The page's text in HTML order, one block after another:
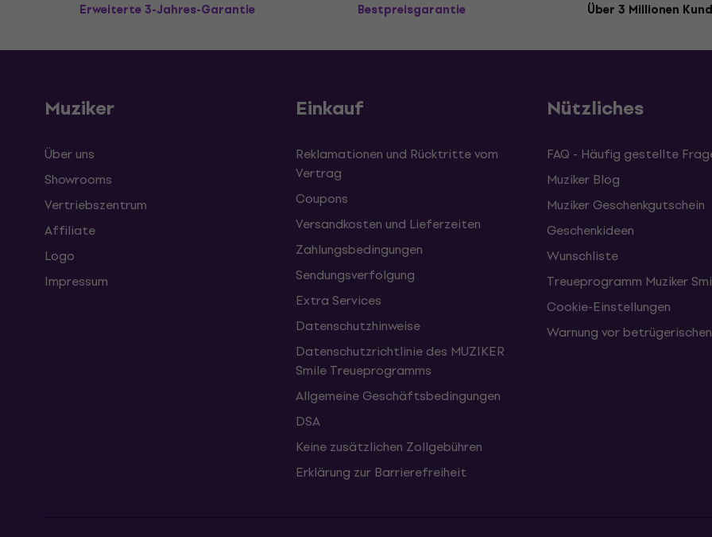
Erweiterte 3-Jahres-Garantie Bestpreisgarantie Über 3 Millionen
Muziker
Über uns
Showrooms
Vertriebszentrum
Affiliate
Logo
Impressum
Einkauf
Reklamationen und Rücktritte vom
Vertrag
Coupons
Versandkosten und Lieferzeiten
Zahlungsbedingungen
Sendungsverfolgung
Extra Services
Datenschutzhinweise
Datenschutzrichtlinie des MUZIKER
Smile Treueprogramms
Allgemeine Geschäftsbedingungen
DSA
Keine zusätzlichen Zollgebühren
Erklärung zur Barrierefreiheit
Nützliches
FAQ - Häufig gestellte
Muziker Blog
Muziker Geschenkgutschein
Geschenkideen
Wunschliste
Treueprogramm Muziker
Cookie-Einstellungen
Warnung vor